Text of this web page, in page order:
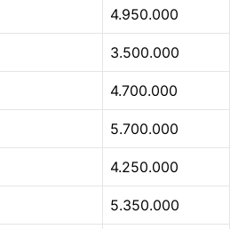
4.950.000
3.500.000
4.700.000
5.700.000
4.250.000
5.350.000